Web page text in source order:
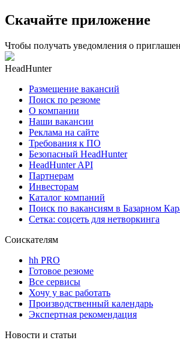
Скачайте приложение
Чтобы получать уведомления о
HeadHunter
Размещение вакансий
Поиск по резюме
О компании
Наши вакансии
Реклама на сайте
Требования к ПО
Безопасный HeadHunter
HeadHunter API
Партнерам
Инвесторам
Каталог компаний
Поиск по вакансиям в Базарном
Сетка: соцсеть для нетворкинга
Соискателям
hh PRO
Готовое резюме
Все сервисы
Хочу у вас работать
Производственный календарь
Экспертная рекомендация
Новости и статьи